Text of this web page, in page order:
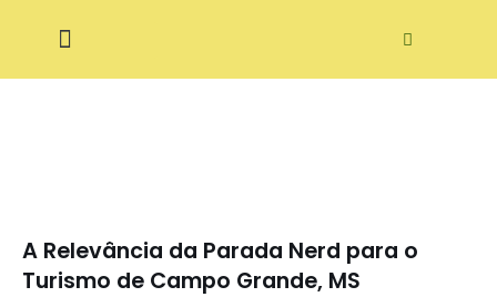
para
A Relevância da Parada Nerd para o
Turismo de Campo Grande, MS